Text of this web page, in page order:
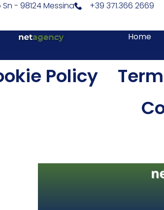
- 98124 Messina +39 371.366 2669
Home
Policy